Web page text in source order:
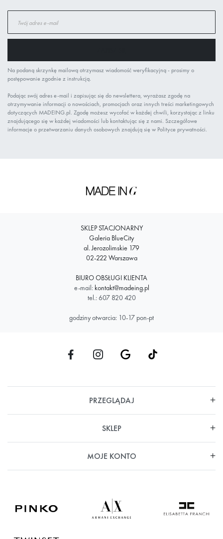
nasz
newsletter:
Na podaną skrzynkę mailową otrzymasz wiadomość weryfikacyjną - prosimy o
postępowanie zgodnie z instrukcją.
Podając swój adres e-mail i zapisując się do newslettera, wyrażasz zgodę na
otrzymywanie informacji o nowościach, promocjach oraz innych treści marketingowych
dotyczących MADEING.pl. Zgodę możesz wycofać w każdej chwili, korzystając z linku
znajdującego się w każdej wiadomości lub kontaktując się z nami. Szczegółowe
informacje o przetwarzaniu danych osobowych znajdują się w Polityce prywatności.
SKLEP STACJONARNY
Galeria BlueCity
al. Jerozolimskie 179
02-222 Warszawa
BIURO OBSŁUGI KLIENTA
e-mail: kontakt@madeing.pl
tel.: 607 820 420
godziny otwarcia: 10-17 pon-pt
PRZEGLĄDAJ
SKLEP
MOJE KONTO